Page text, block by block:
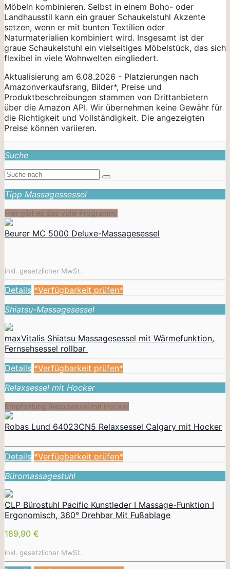
Möbeln kombinieren. Selbst in einem Boho- oder
Landhausstil kann ein grauer Schaukelstuhl Akzente
setzen, wenn er mit bunten Textilien oder
Naturmaterialien kombiniert wird. Insgesamt ist der
graue Schaukelstuhl ein vielseitiges Möbelstück, das sich
flexibel in viele Wohnwelten eingliedert.
Aktualisierung am 6.08.2026 - Platzierungen nach
Amazonverkaufsrang, Bilder*, Preise und
Produktbeschreibungen stammen von Drittanbietern
über die Amazon API. Wir übernehmen keine Gewähr für
die Richtigkeit und Vollständigkeit. Die angezeigten
Preise können variieren.
Suche
Tipp Massagessessel
Hier gibt es das volle Programm!
Beurer MC 5000 Deluxe-Massagesessel
inkl. gesetzlicher MwSt.
Details *Verfügbarkeit prüfen*
Shiatsu-Massagesessel
maxVitalis Shiatsu Massagesessel mit Wärmefunktion,
Fernsehsessel rollbar
Details *Verfügbarkeit prüfen*
Relaxsessel mit Hocker
Empfehlung Relaxsessel mit Hocker
Robas Lund 64023CN5 Relaxsessel Calgary mit Hocker
Details *Verfügbarkeit prüfen*
Büromassagestuhl
CLP Bürostuhl Pacific Kunstleder I Massage-Funktion I
Ergonomisch, 360° Drehbar Mit Fußablage
189,90 €
inkl. gesetzlicher MwSt.